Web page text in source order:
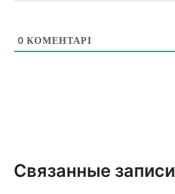
0 КОМЕНТАРІ
Связанные записи